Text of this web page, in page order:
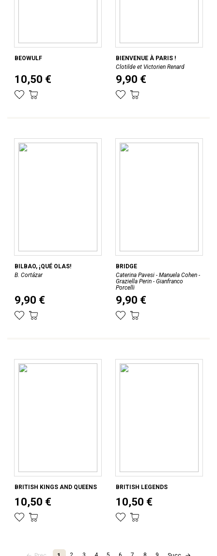
BEOWULF
10,50 €
BIENVENUE À PARIS !
Clotilde et Victorien Renard
9,90 €
BILBAO, ¡QUÉ OLAS!
B. Cortázar
9,90 €
BRIDGE
Caterina Pavesi - Manuela Cohen -
Graziella Perin - Gianfranco
Porcelli
9,90 €
BRITISH KINGS AND QUEENS
10,50 €
BRITISH LEGENDS
10,50 €